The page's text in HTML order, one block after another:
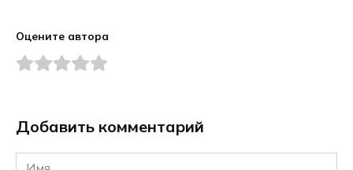
Оцените автора
Добавить комментарий
Имя